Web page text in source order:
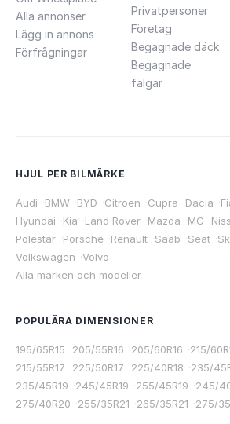
Alla annonser
Lägg in annons
Förfrågningar
Privatpersoner
Företag
Begagnade däck
Begagnade
fälgar
HJUL PER BILMÄRKE
Audi ·BMW ·BYD ·Citroen ·Cupra ·Dacia ·
Hyundai ·Kia ·Land Rover ·Mazda ·MG ·
Polestar ·Porsche ·Renault ·Saab ·Seat ·
Volkswagen ·Volvo
Alla märken och modeller
POPULÄRA DIMENSIONER
195/65R15 ·205/55R16 ·205/60R16 ·215/
215/55R17 ·225/50R17 ·225/40R18 ·235/
235/45R19 ·245/45R19 ·255/45R19 ·245/
275/40R20 ·255/35R21 ·265/35R21 ·275/